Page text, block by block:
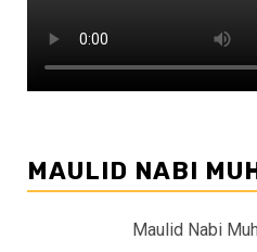
MAULID NABI
Maulid Nabi